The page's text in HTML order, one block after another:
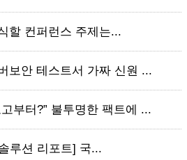
할 컨퍼런스 주제는...
보안 테스트서 가짜 신원 ...
부터?” 불투명한 팩트에 ...
루션 리포트] 국...